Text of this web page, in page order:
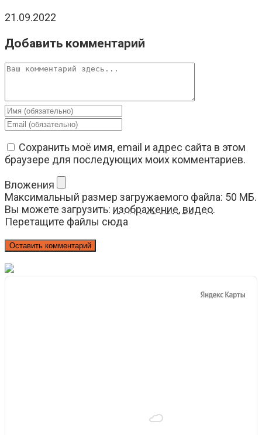
21.09.2022
Добавить комментарий
Комментарий
Введите
свое
имя
или
имя
чтобы
прокомментировать
Введите
email-
адрес,
прокомментировать
Сохранить моё имя, email и адрес сайта в этом
браузере для последующих моих комментариев.
Вложения
Максимальный размер загружаемого файла: 50 МБ.
Вы можете загрузить: изображение, видео.
Перетащите файлы сюда